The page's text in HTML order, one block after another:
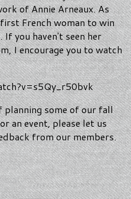
of Annie Arneaux. As
French woman to win
you haven't seen her
I encourage you to watch
planning some of our fall
an event, please let us
from our members.